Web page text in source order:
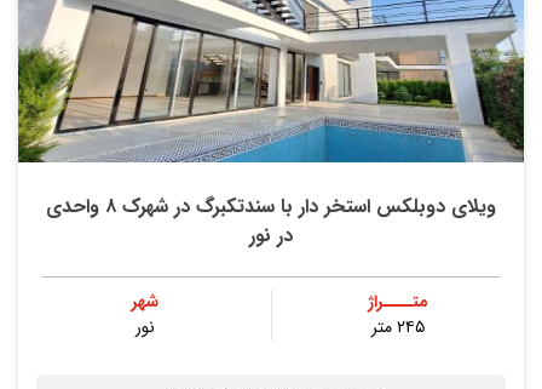
ویلای دوبلکس استخر دار با سندتکبرگ در شهرک ۸ واحدی
در نور
متــــراژ
۲۴۵ متر
شهر
نور